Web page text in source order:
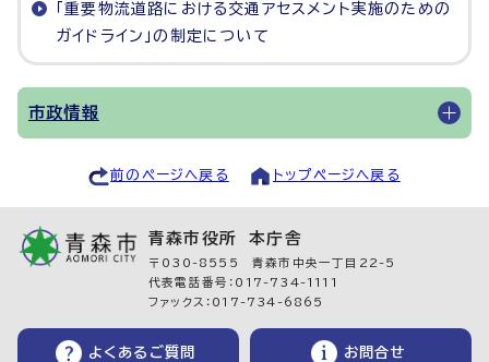
「重要物流道路における交通アセスメント実施のための
ガイドライン」の制定について
市政情報
前のページへ戻る トップページへ戻る
青森市役所 本庁舎
〒030-8555 青森市中央一丁目22-5
代表電話番号：017-734-1111
ファックス：017-734-6865
よくあるご質問 お問合せ